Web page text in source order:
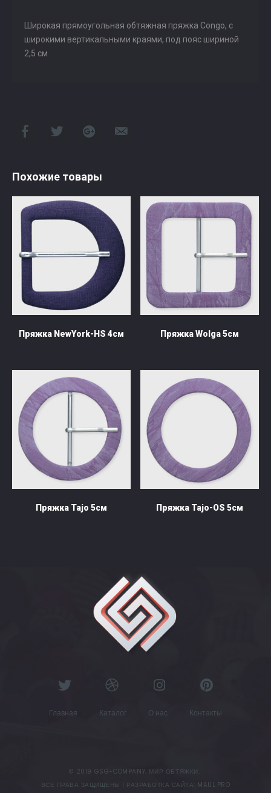
Широкая прямоугольная обтяжная пряжка Congo, с
широкими вертикальными краями, под пояс шириной
2,5 см
Похожие товары
Пряжка NewYork-HS 4см Пряжка Wolga 5см
В наличии под заказ
Пряжка Tajo 5см Пряжка Tajo-OS 5см
Главная Каталог О нас Контакты
© 2019 GSG-COMPANY. МИР ОБТЯЖКИ.
ВСЕ ПРАВА ЗАЩИЩЕНЫ | РАЗРАБОТКА САЙТА: MAUL.PRO